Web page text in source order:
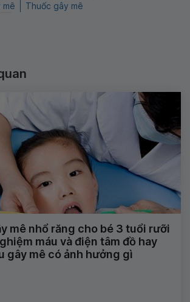
mê
Thuốc gây mê
mê nhổ răng cho bé 3 tuổi rưỡi
máu và điện tâm đồ hay
gây mê có ảnh hưởng gì